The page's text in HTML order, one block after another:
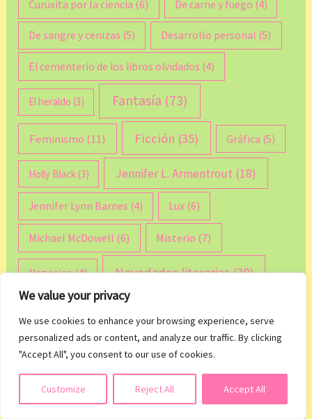
We value your privacy
We use cookies to enhance your browsing experience, serve
personalized ads or content, and analyze our traffic. By clicking
"Accept All", you consent to our use of cookies.
Customize Reject All Accept All
Curuxita por la ciencia (6) De carne y fuego (4)
De sangre y cenizas (5) Desarrollo personal (5)
El cementerio de los libros olvidados (4)
El heraldo (3) Fantasía (73)
Feminismo (11) Ficción (35) Gráfica (5)
Holly Black(3) Jennifer L. Armentrout (18)
Jennifer Lynn Barnes (4) Lux (6)
Michael McDowell (6) Misterio (7)
Negocios(4) Novedades literarias(39)
Stephanie Garber
Suol(5) Tahereh Mafi(9) Thriller(14)
Suscribirse